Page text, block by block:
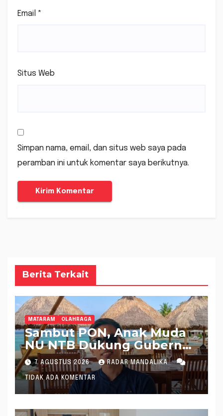
Email *
Situs Web
Simpan nama, email, dan situs web saya pada
peramban ini untuk komentar saya berikutnya.
Berita Terkait
MATARAM OLAHRAGA
Sambut PON, Anak Muda
NU NTB Dukung Gubernur
Pimpin KONI NTB
7 AGUSTUS 2026 RADAR MANDALIKA
TIDAK ADA KOMENTAR